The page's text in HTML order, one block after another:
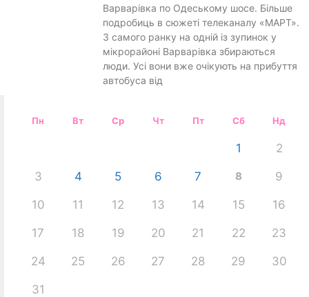
Варварівка по Одеському шосе. Більше
подробиць в сюжеті телеканалу «МАРТ».
З самого ранку на одній із зупинок у
мікрорайоні Варварівка збираються
люди. Усі вони вже очікують на прибуття
автобуса від
Пн Вт Ср Чт Пт Сб Нд
1 2
3 4 5 6 7 8 9
10 11 12 13 14 15 16
17 18 19 20 21 22 23
24 25 26 27 28 29 30
31